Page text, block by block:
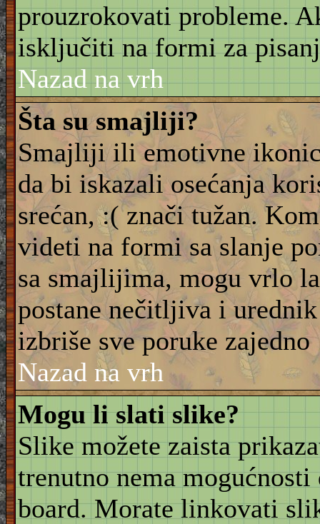
prouzrokovati probleme.
isključiti na formi za
Nazad na vrh
Šta su smajliji?
Smajliji ili emotivne
da bi iskazali osećanja
srećan, :( znači tužan.
videti na formi sa slanje
sa smajlijima, mogu vrlo
postane nečitljiva i
izbriše sve poruke zajedno
Nazad na vrh
Mogu li slati slike?
Slike možete zaista
trenutno nema
board. Morate linkovati